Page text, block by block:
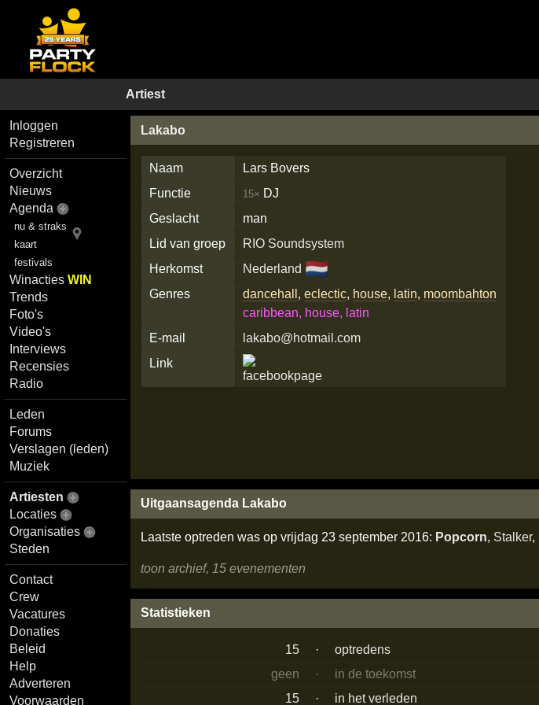
Artiest
Inloggen
Registreren
Overzicht
Nieuws
Agenda
nu & straks
kaart
festivals
WinactiesWIN
Trends
Foto's
Video's
Interviews
Recensies
Radio
Leden
Forums
Verslagen (leden)
Muziek
Artiesten
Locaties
Organisaties
Steden
Contact
Crew
Vacatures
Donaties
Beleid
Help
Adverteren
Voorwaarden
Lakabo
Naam
Lars Bovers
Functie
15× DJ
Geslacht
man
Lid van groep
RIO Soundsystem
Herkomst
Nederland 🇳🇱
Genres dancehall ,eclectic, house, latin, moombahton
caribbean, house, latin
E-mail
lakabo@hotmail.com
Link
Uitgaansagenda Lakabo
Laatste optreden was op vrijdag 23 september 2016: Popcorn, Stalker,
toon archief, 15 evenementen
Statistieken
15 ·
optredens
geen
·
in de toekomst
15
· in het verleden